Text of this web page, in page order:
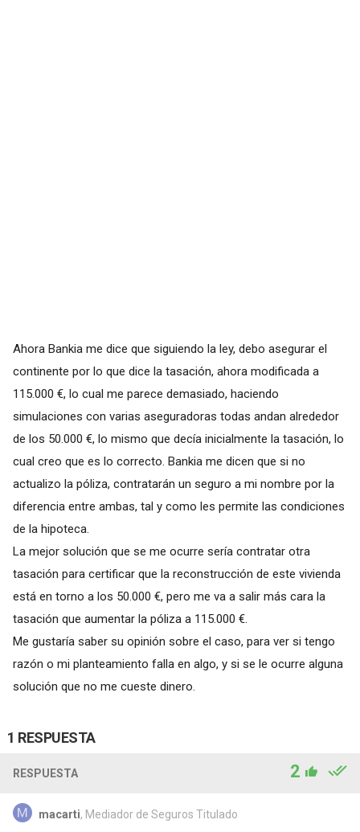
Ahora Bankia me dice que siguiendo la ley, debo asegurar el
continente por lo que dice la tasación, ahora modificada a
115.000 €, lo cual me parece demasiado, haciendo
simulaciones con varias aseguradoras todas andan alrededor
de los 50.000 €, lo mismo que decía inicialmente la tasación, lo
cual creo que es lo correcto. Bankia me dicen que si no
actualizo la póliza, contratarán un seguro a mi nombre por la
diferencia entre ambas, tal y como les permite las condiciones
de la hipoteca.
La mejor solución que se me ocurre sería contratar otra
tasación para certificar que la reconstrucción de este vivienda
está en torno a los 50.000 €, pero me va a salir más cara la
tasación que aumentar la póliza a 115.000 €.
Me gustaría saber su opinión sobre el caso, para ver si tengo
razón o mi planteamiento falla en algo, y si se le ocurre alguna
solución que no me cueste dinero.
1 RESPUESTA
RESPUESTA 2
macarti, Mediador de Seguros Titulado